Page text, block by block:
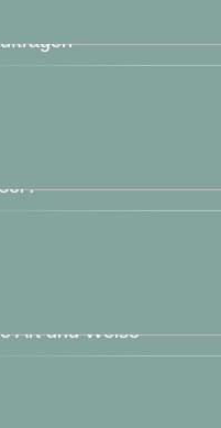
Art und Weise